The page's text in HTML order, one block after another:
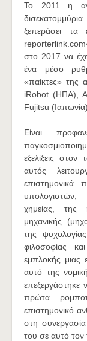
Το 2011 η
ξεπεράσει τα
στο 2017 να
ένα μέσο
«παίκτες» της
iRobot (ΗΠΑ),
Fujitsu
Είναι
εξελίξεις
αυτός
χημείας, της
μηχανικής
της
φιλοσοφίας
εμπλοκής μιας
αυτό της
επεξεργάστηκε
πρώτα
επιστημονικό
στη
του σε αυτό τον